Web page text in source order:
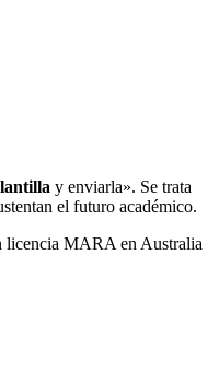
y enviarla». Se trata
el futuro académico.
licencia MARA en Australia